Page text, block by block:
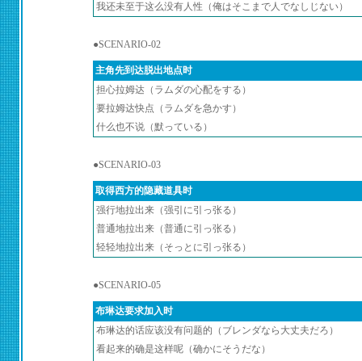
我还未至于这么没有人性（俺はそこまで人でなしじない）
●SCENARIO-02
主角先到达脱出地点时
担心拉姆达（ラムダの心配をする）
要拉姆达快点（ラムダを急かす）
什么也不说（默っている）
●SCENARIO-03
取得西方的隐藏道具时
强行地拉出来（强引に引っ张る）
普通地拉出来（普通に引っ张る）
轻轻地拉出来（そっとに引っ张る）
●SCENARIO-05
布琳达要求加入时
布琳达的话应该没有问题的（ブレンダなら大丈夫だろ）
看起来的确是这样呢（确かにそうだな）